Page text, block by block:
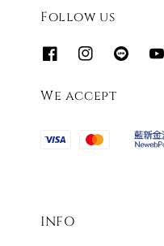
Follow us
We accept
INFO